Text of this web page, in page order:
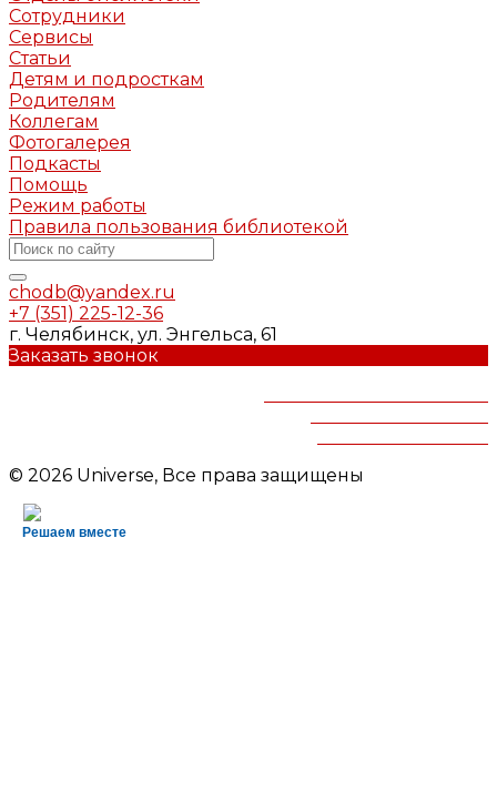
Сотрудники
Сервисы
Статьи
Детям и подросткам
Родителям
Коллегам
Фотогалерея
Подкасты
Помощь
Режим работы
Правила пользования библиотекой
chodb@yandex.ru
+7 (351) 225-12-36
г. Челябинск, ул. Энгельса, 61
Заказать звонок
© 2026 Universe, Все права защищены
Решаем вместе